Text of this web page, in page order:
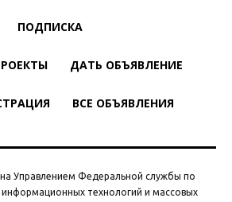
ПОДПИСКА
ДАТЬ ОБЪЯВЛЕНИЕ
ВСЕ ОБЪЯВЛЕНИЯ
Управлением Федеральной службы по
информационных технологий и массовых